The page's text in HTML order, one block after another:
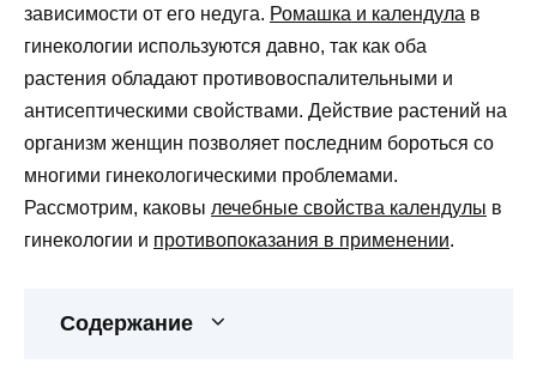
зависимости от его недуга. Ромашка и календула в
гинекологии используются давно, так как оба
растения обладают противовоспалительными и
антисептическими свойствами. Действие растений на
организм женщин позволяет последним бороться со
многими гинекологическими проблемами.
Рассмотрим, каковы лечебные свойства календулы в
гинекологии и противопоказания в применении.
Содержание